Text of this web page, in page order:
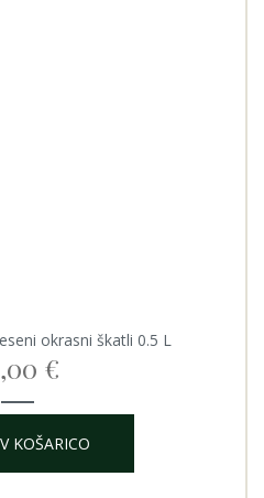
okrasni škatli 0.5 L
€
KOŠARICO